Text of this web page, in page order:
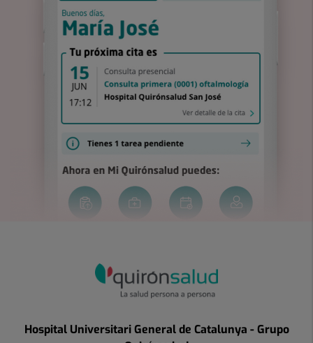
Hospital Universitari General de Catalunya - Grupo